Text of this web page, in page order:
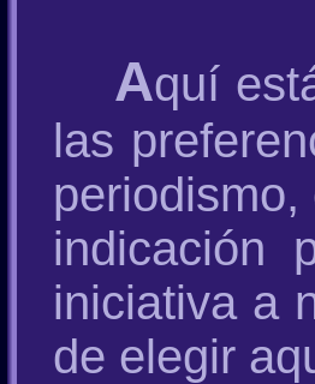
Aquí
las
indicación
iniciativa a
de elegir